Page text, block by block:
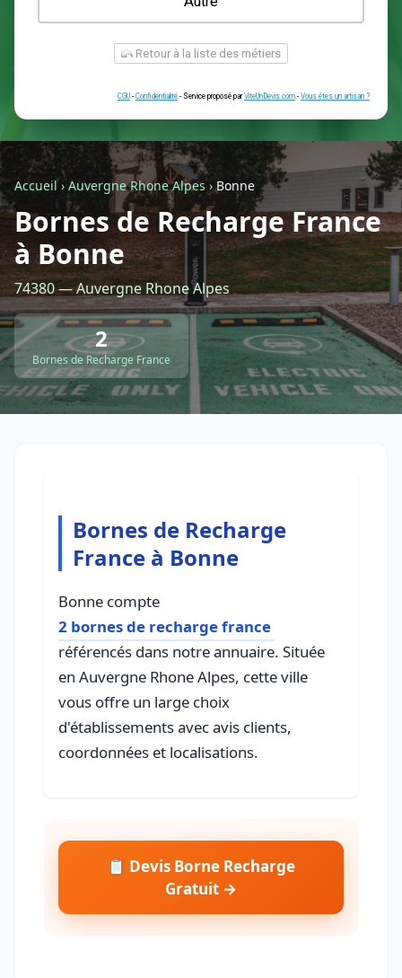
Une simple prise
Je ne sais pas encore
Autre
Retour à la liste des métiers
CGU-Confidentialité- Service proposé parViteUnDevis.com-Vous
Accueil› Auvergne Rhone Alpes›Bonne
Bornes de Recharge France
à Bonne
74380 — Auvergne Rhone Alpes
2
Bornes de Recharge France
Bornes de Recharge
France à Bonne
Bonne compte
2 bornes de recharge france
référencés dans notre annuaire. Située
en Auvergne Rhone Alpes, cette ville
vous offre un large choix
d'établissements avec avis clients,
coordonnées et localisations.
📋 Devis Borne Recharge
Gratuit →